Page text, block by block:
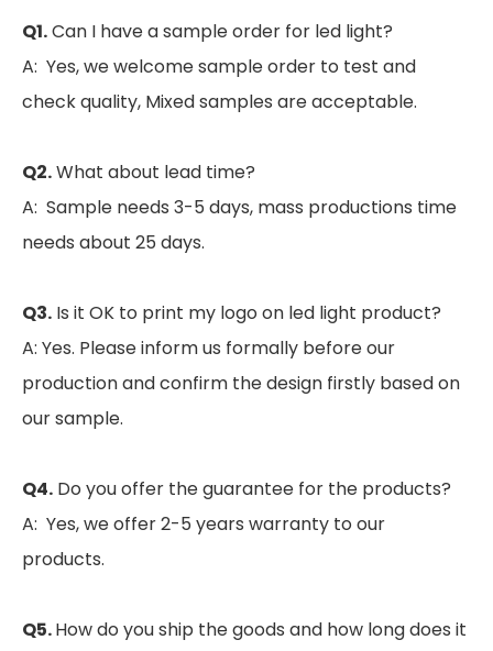
Q1.Can I have a sample order for led light?
A: Yes, we welcome sample order to test and
check quality, Mixed samples are acceptable.
Q2.What about lead time?
A: Sample needs 3-5 days, mass productions time
needs about 25 days.
Q3. Is it OK to print my logo on led light product?
A: Yes. Please inform us formally before our
production and confirm the design firstly based on
our sample.
Q4. Do you offer the guarantee for the products?
A: Yes, we offer 2-5 years warranty to our
products.
Q5.How do you ship the goods and how long does it